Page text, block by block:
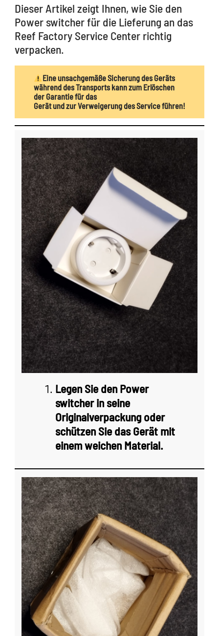
Dieser Artikel zeigt Ihnen, wie Sie den
Power switcher für die Lieferung an das
Reef Factory Service Center richtig
verpacken.
Eine unsachgemäße Sicherung des Geräts
während des Transports kann zum Erlöschen
der Garantie für das
Gerät und zur Verweigerung des Service führen!
Legen Sie den Power
switcher in seine
Originalverpackung oder
schützen Sie das Gerät mit
einem weichen Material.